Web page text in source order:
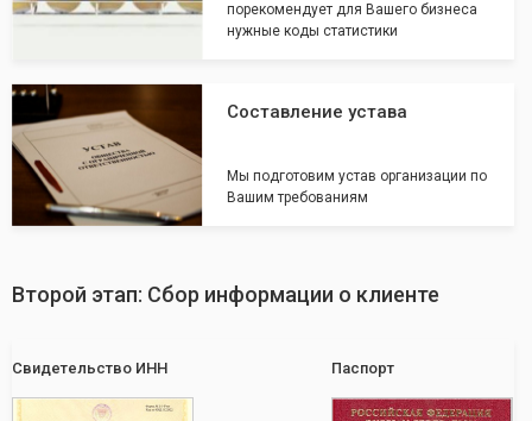
порекомендует для Вашего бизнеса
нужные коды статистики
Составление устава
Мы подготовим устав организации по
Вашим требованиям
Второй этап: Сбор информации о клиенте
Свидетельство ИНН Паспорт